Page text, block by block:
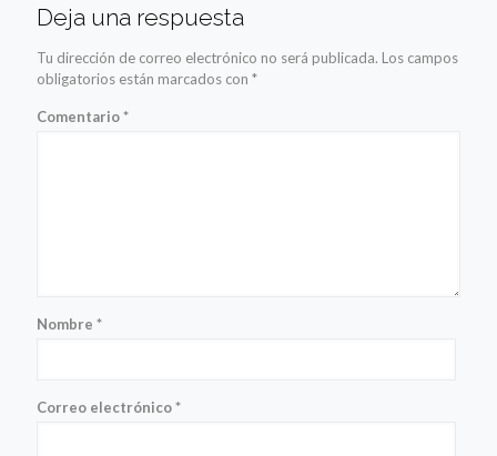
Deja una respuesta
Tu dirección de correo electrónico no será publicada. Los campos
obligatorios están marcados con *
Comentario*
Nombre *
Correo electrónico*